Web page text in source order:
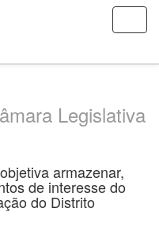
Legislativa
armazenar,
de interesse do
do Distrito